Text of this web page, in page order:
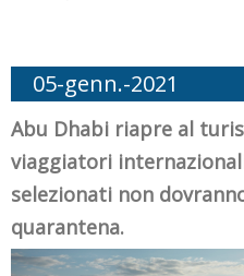
05-genn.-2021
Abu Dhabi riapre al
viaggiatori
selezionati non
quarantena.